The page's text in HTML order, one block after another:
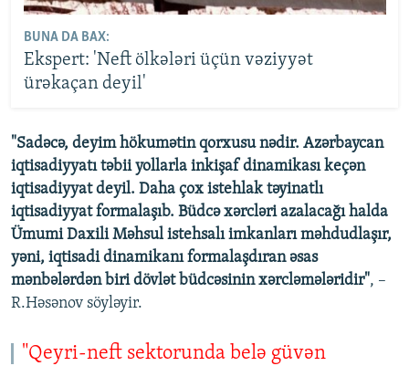
BUNA DA BAX:
Ekspert: 'Neft ölkələri üçün vəziyyət
ürəkaçan deyil'
"Sadəcə, deyim hökumətin qorxusu nədir. Azərbaycan
iqtisadiyyatı təbii yollarla inkişaf dinamikası keçən
iqtisadiyyat deyil. Daha çox istehlak təyinatlı
iqtisadiyyat formalaşıb. Büdcə xərcləri azalacağı halda
Ümumi Daxili Məhsul istehsalı imkanları məhdudlaşır,
yəni, iqtisadi dinamikanı formalaşdıran əsas
mənbələrdən biri dövlət büdcəsinin xərcləmələridir", –
R.Həsənov söyləyir.
"Qeyri-neft sektorunda belə güvən